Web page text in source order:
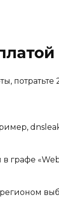
графе